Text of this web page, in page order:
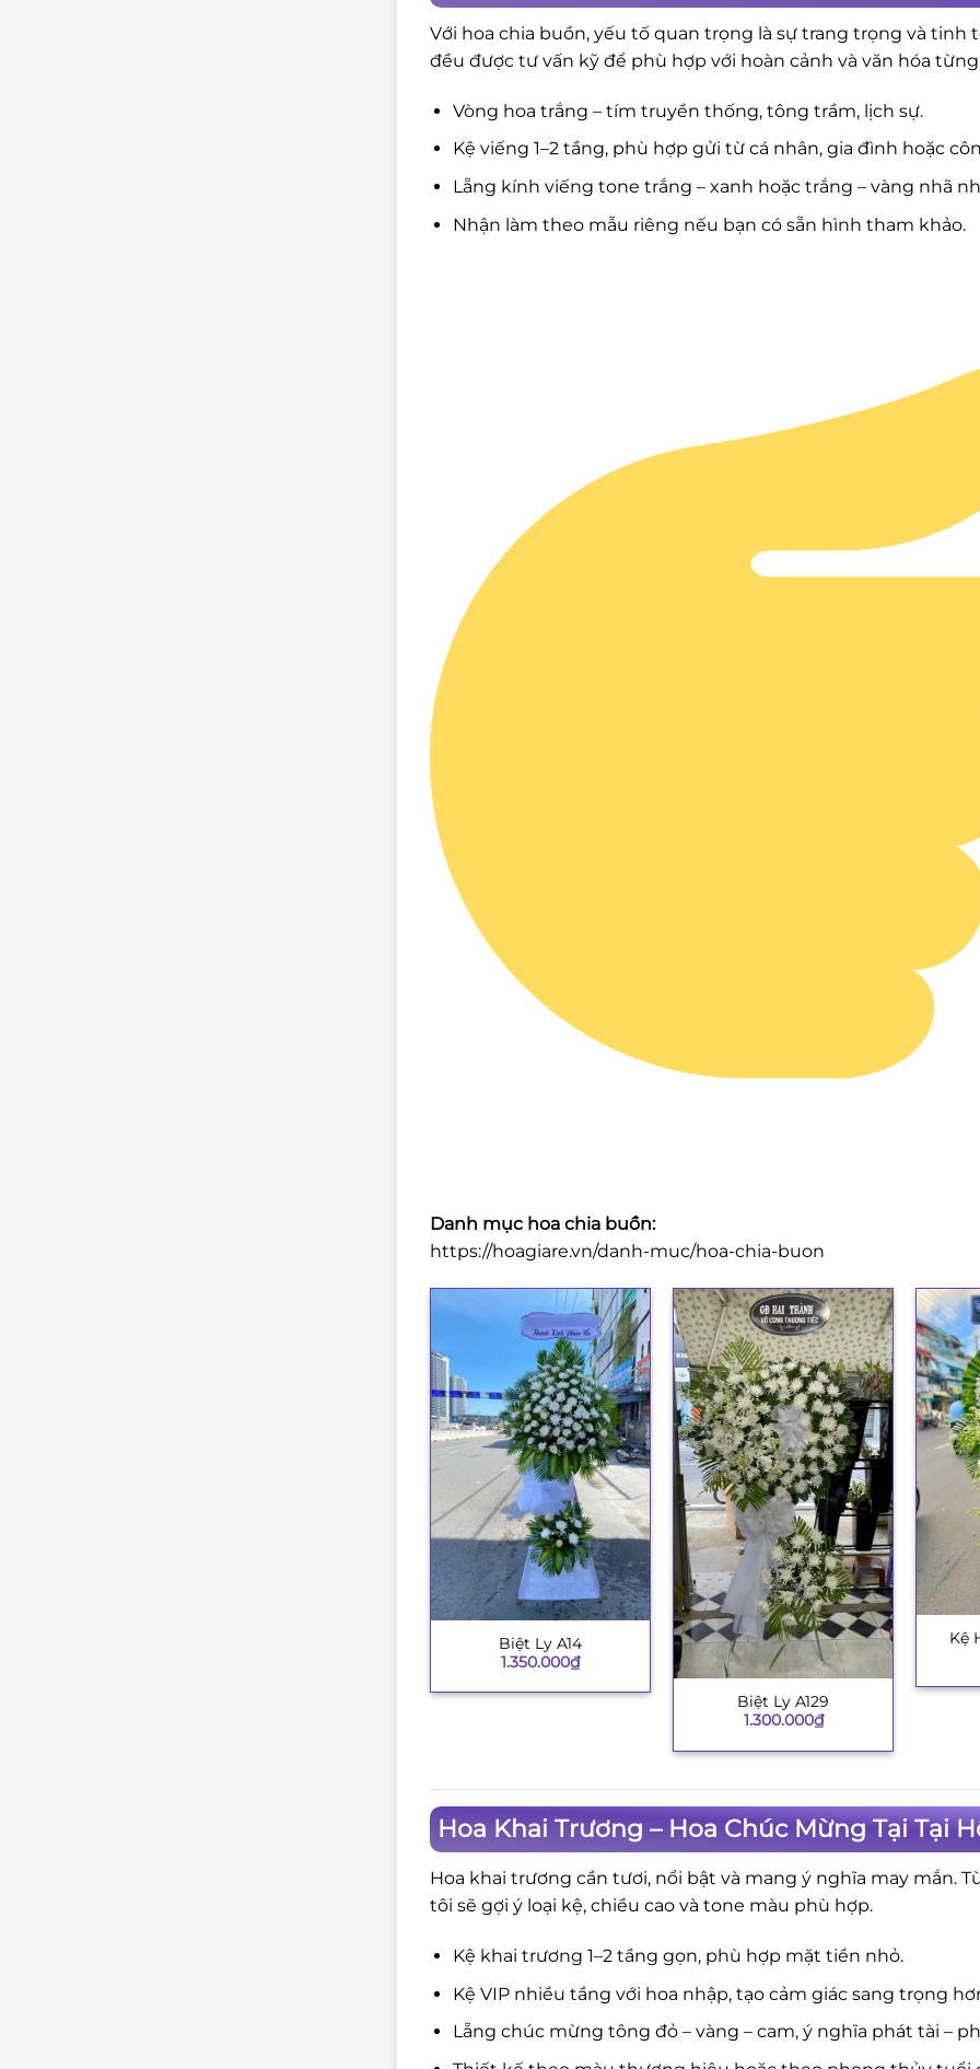
Với hoa chia buồn, yếu tố quan trọng là sự trang trọng và tinh
đều được tư vấn kỹ để phù hợp với hoàn cảnh và văn hóa
Vòng hoa trắng – tím truyền thống, tông trầm, lịch sự.
Kệ viếng 1–2 tầng, phù hợp gửi từ cá nhân, gia đình hoặc
Lẵng kính viếng tone trắng – xanh hoặc trắng – vàng nhã
Nhận làm theo mẫu riêng nếu bạn có sẵn hình tham khảo.
Danh mục hoa chia buồn:
https://hoagiare.vn/danh-muc/hoa-chia-buon
Biệt Ly A14
1.350.000₫
Biệt Ly A129
1.300.000₫
Kệ
Hoa Khai Trương – Hoa Chúc Mừng Tại Tại
Hoa khai trương cần tươi, nổi bật và mang ý nghĩa may mắn.
tôi sẽ gợi ý loại kệ, chiều cao và tone màu phù hợp.
Kệ khai trương 1–2 tầng gọn, phù hợp mặt tiền nhỏ.
Kệ VIP nhiều tầng với hoa nhập, tạo cảm giác sang trọng
Lẵng chúc mừng tông đỏ – vàng – cam, ý nghĩa phát tài –